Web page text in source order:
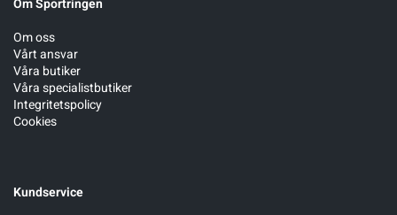
Om Sportringen
Om oss
Vårt ansvar
Våra butiker
Våra specialistbutiker
Integritetspolicy
Cookies
Kundservice